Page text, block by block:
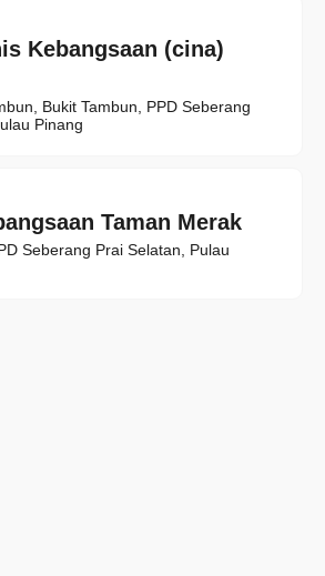
Kebangsaan (cina)
Bukit Tambun, PPD Seberang
Pinang
Taman Merak
Seberang Prai Selatan, Pulau